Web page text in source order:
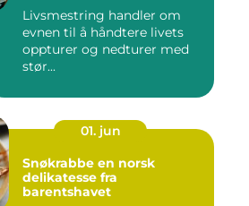
Livsmestring handler om
evnen til å håndtere livets
oppturer og nedturer med
stør...
01. jun
Snøkrabbe en norsk
delikatesse fra
barentshavet